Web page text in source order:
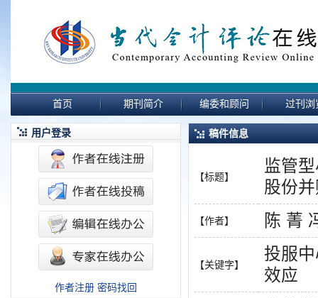
首页 期刊简介 编委和顾问 过刊浏
用户登录
作者注册 密码找回
稿件信息
【标题】
监管
股份
【作者】 陈 菁
【关键字】
投服
效应